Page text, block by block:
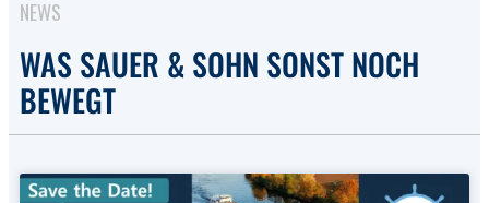
NEWS
WAS SAUER & SOHN SONST NOCH
BEWEGT